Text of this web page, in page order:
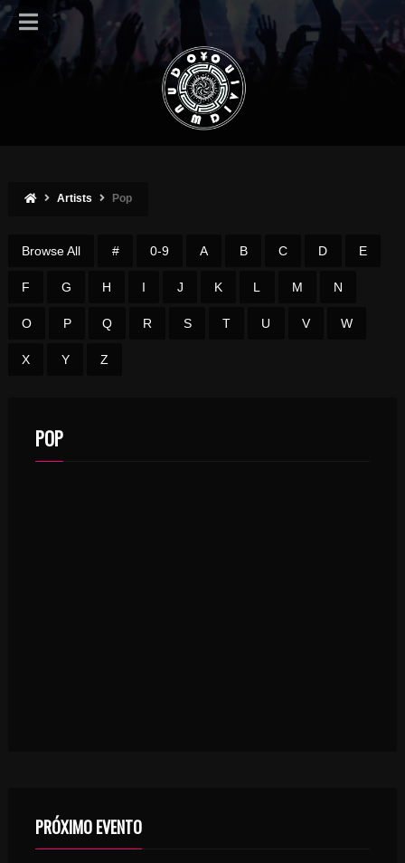
Artists Pop
Browse All # 0-9 A B C D E
F G H I J K L M N
O P Q R S T U V W
X Y Z
POPDEJANS
PRÓXIMO EVENTO